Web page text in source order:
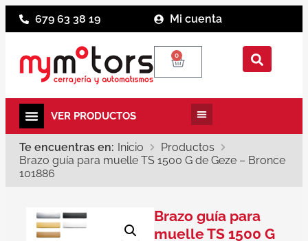
679 63 38 19 Mi cuenta
0
Te encuentras en: Inicio
Productos
Brazo guía para muelle TS 1500 G de Geze – Bronce
101886
Brazo guía para
muelle TS 1500 G